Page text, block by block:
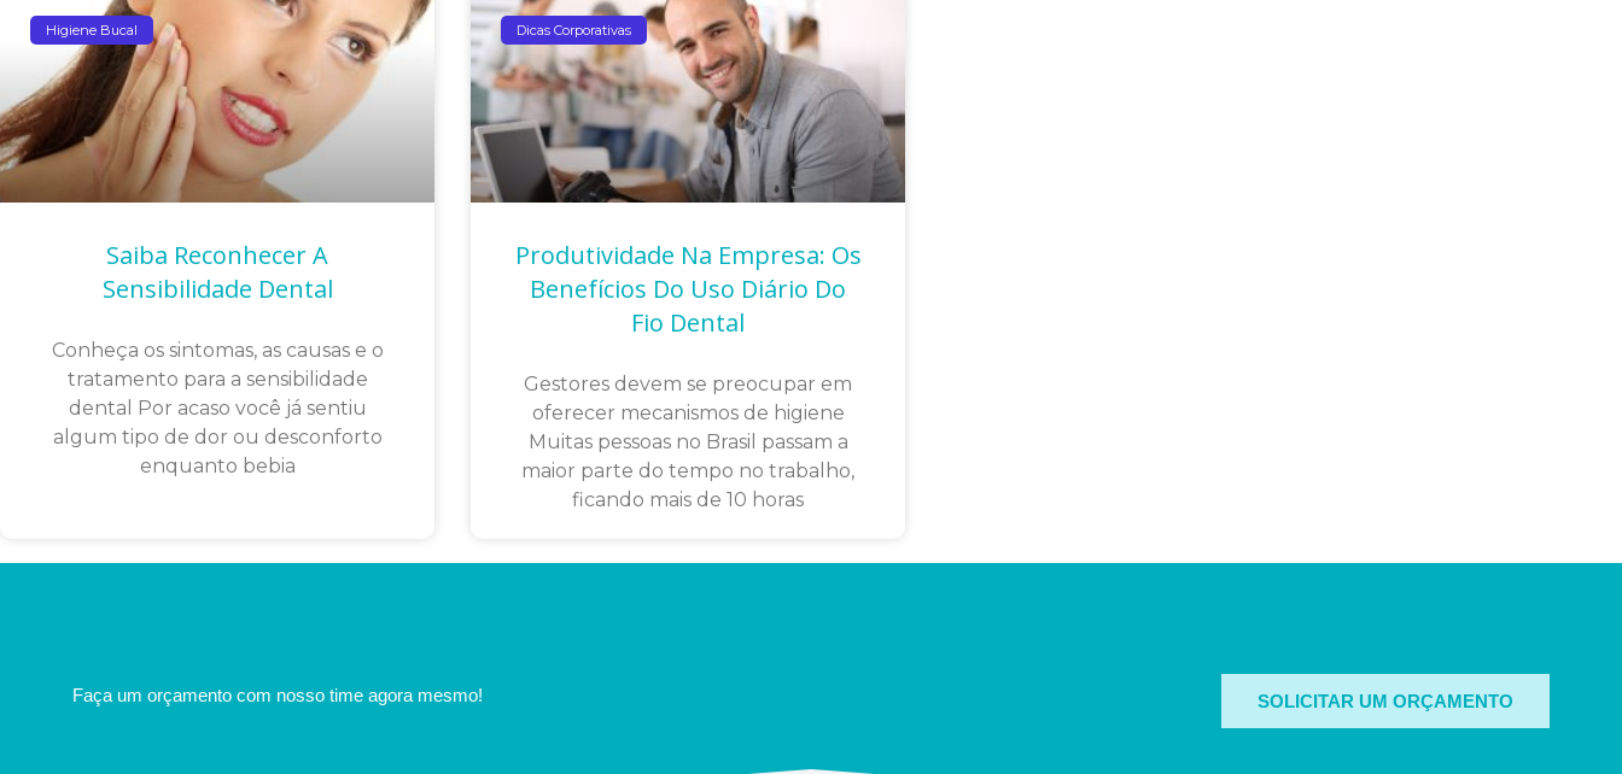
Higiene Bucal
Saiba Reconhecer A
Sensibilidade Dental
Conheça os sintomas, as causas e o
tratamento para a sensibilidade
dental Por acaso você já sentiu
algum tipo de dor ou desconforto
enquanto bebia
Dicas Corporativas
Produtividade Na Empresa: Os
Benefícios Do Uso Diário Do
Fio Dental
Gestores devem se preocupar em
oferecer mecanismos de higiene
Muitas pessoas no Brasil passam a
maior parte do tempo no trabalho,
ficando mais de 10 horas
Faça um orçamento com nosso time agora mesmo! SOLICITAR UM ORÇAMENTO